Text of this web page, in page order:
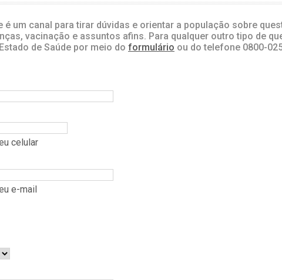
é um canal para tirar dúvidas e orientar a população sobre
vacinação e assuntos afins. Para qualquer outro tipo de
de Saúde por meio do formulário ou do telefone 0800-
celular
e-mail